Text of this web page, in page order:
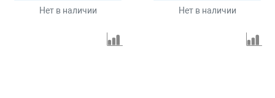
Нет в наличии Нет в наличии